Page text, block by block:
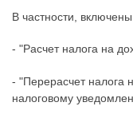
В частности,
- "Расчет налога на
- "Перерасчет налога
налоговому